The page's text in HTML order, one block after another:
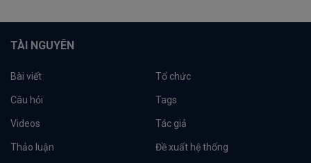
TÀI NGUYÊN
Bài viết Tổ chức
Câu hỏi Tags
Videos Tác giả
Thảo luận Đề xuất hệ thống